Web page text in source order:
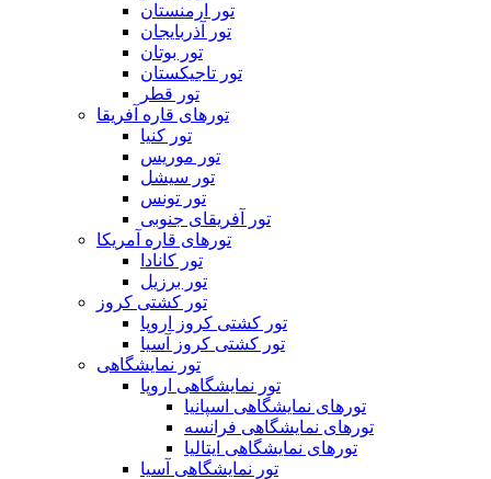
تور ارمنستان
تور آذربایجان
تور بوتان
تور تاجیکستان
تور قطر
تورهای قاره آفریقا
تور کنیا
تور موریس
تور سیشل
تور تونس
تور آفریقای جنوبی
تورهای قاره آمریکا
تور کانادا
تور برزیل
تور کشتی کروز
تور کشتی کروز اروپا
تور کشتی کروز آسیا
تور نمایشگاهی
تور نمایشگاهی اروپا
تورهای نمایشگاهی اسپانیا
تورهای نمایشگاهی فرانسه
تورهای نمایشگاهی ایتالیا
تور نمایشگاهی آسیا